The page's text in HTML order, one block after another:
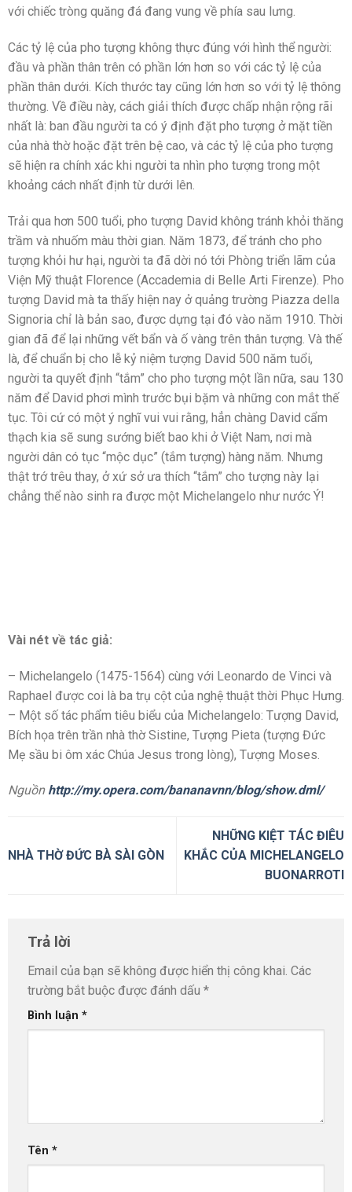
với chiếc tròng quăng đá đang vung về phía sau lưng.
Các tỷ lệ của pho tượng không thực đúng với hình thể người:
đầu và phần thân trên có phần lớn hơn so với các tỷ lệ của
phần thân dưới. Kích thước tay cũng lớn hơn so với tỷ lệ thông
thường. Về điều này, cách giải thích được chấp nhận rộng rãi
nhất là: ban đầu người ta có ý định đặt pho tượng ở mặt tiền
của nhà thờ hoặc đặt trên bệ cao, và các tỷ lệ của pho tượng
sẽ hiện ra chính xác khi người ta nhìn pho tượng trong một
khoảng cách nhất định từ dưới lên.
Trải qua hơn 500 tuổi, pho tượng David không tránh khỏi thăng
trầm và nhuốm màu thời gian. Năm 1873, để tránh cho pho
tượng khỏi hư hại, người ta đã dời nó tới Phòng triển lãm của
Viện Mỹ thuật Florence (Accademia di Belle Arti Firenze). Pho
tượng David mà ta thấy hiện nay ở quảng trường Piazza della
Signoria chỉ là bản sao, được dựng tại đó vào năm 1910. Thời
gian đã để lại những vết bẩn và ố vàng trên thân tượng. Và thế
là, để chuẩn bị cho lễ kỷ niệm tượng David 500 năm tuổi,
người ta quyết định “tắm” cho pho tượng một lần nữa, sau 130
năm để David phơi mình trước bụi bặm và những con mắt thế
tục. Tôi cứ có một ý nghĩ vui vui rằng, hẳn chàng David cẩm
thạch kia sẽ sung sướng biết bao khi ở Việt Nam, nơi mà
người dân có tục “mộc dục” (tắm tượng) hàng năm. Nhưng
thật trớ trêu thay, ở xứ sở ưa thích “tắm” cho tượng này lại
chẳng thể nào sinh ra được một Michelangelo như nước Ý!
Vài nét về tác giả:
– Michelangelo (1475-1564) cùng với Leonardo de Vinci và
Raphael được coi là ba trụ cột của nghệ thuật thời Phục Hưng.
– Một số tác phẩm tiêu biểu của Michelangelo: Tượng David,
Bích họa trên trần nhà thờ Sistine, Tượng Pieta (tượng Đức
Mẹ sầu bi ôm xác Chúa Jesus trong lòng), Tượng Moses.
Nguồn http://my.opera.com/bananavnn/blog/show.dml/
NHÀ THỜ ĐỨC BÀ SÀI GÒN
NHỮNG KIỆT TÁC ĐIÊU
KHẮC CỦA MICHELANGELO
BUONARROTI
Trả lời
Email của bạn sẽ không được hiển thị công khai. Các
trường bắt buộc được đánh dấu *
Bình luận *
Tên *